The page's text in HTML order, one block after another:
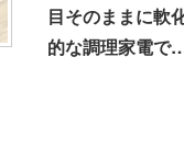
目そのままに軟
的な調理家電で